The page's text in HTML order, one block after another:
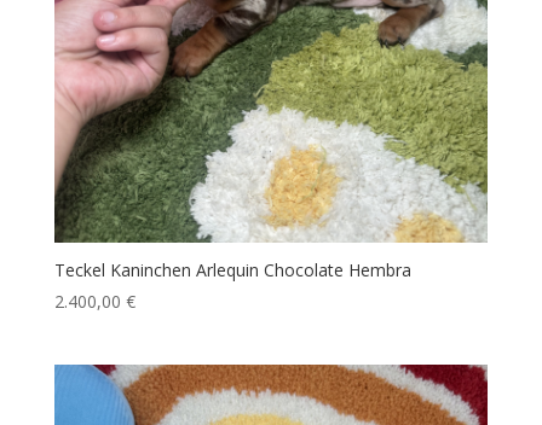
Teckel Kaninchen Arlequin Chocolate Hembra
2.400,00 €